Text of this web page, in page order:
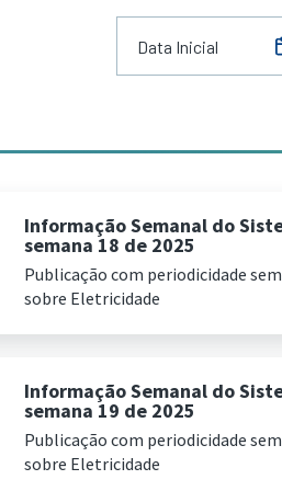
Informação Semanal do
semana 18 de 2025
Publicação com periodicidade
sobre Eletricidade
Informação Semanal do
semana 19 de 2025
Publicação com periodicidade
sobre Eletricidade